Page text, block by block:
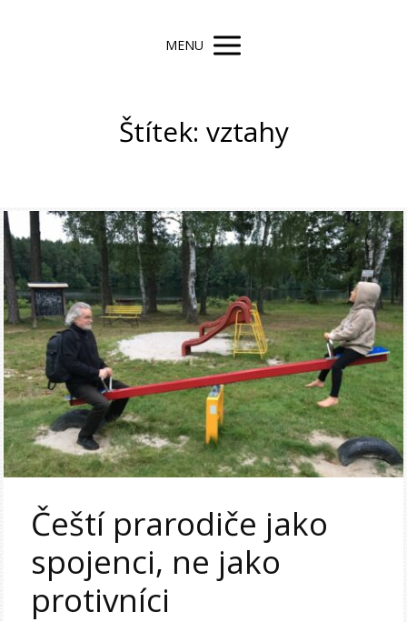
MENU
Štítek: vztahy
Čeští prarodiče jako
spojenci, ne jako
protivníci